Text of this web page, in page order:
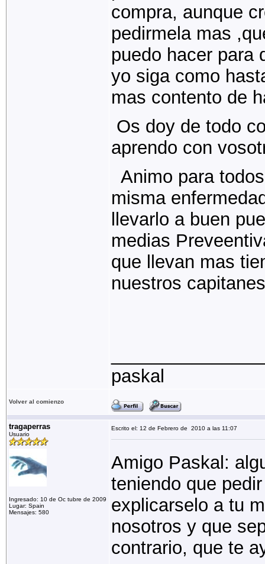
compra, aunque
pedirmela mas
puedo hacer para
yo siga como
mas contento de
Os doy de todo
aprendo con
Animo para
misma
llevarlo a buen
medias
que llevan mas
nuestros
paskal
Volver al comienzo
tragaperras
Usuario
Ingresado: 10 de Oc tubre de 2009
Lugar: Spain
Mensajes: 580
Escrito el: 12 de Febrero de 2010 a las 11:07
Amigo Paskal:
teniendo que
explicarselo a tu
nosotros y que
contrario, que te